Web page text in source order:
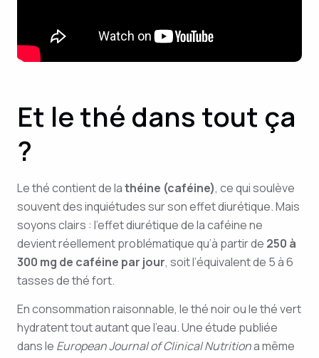
Et le thé dans tout ça
?
Le thé contient de lathéine (caféine), ce qui soulève
souvent des inquiétudes sur son effet diurétique. Mais
soyons clairs : l’effet diurétique de la caféine ne
devient réellement problématique qu’à partir de 250 à
300 mg de caféine par jour, soit l’équivalent de 5 à 6
tasses de thé fort.
En consommation raisonnable, le thé noir ou le thé vert
hydratent tout autant que l’eau. Une étude publiée
dans le European Journal of Clinical Nutritiona même